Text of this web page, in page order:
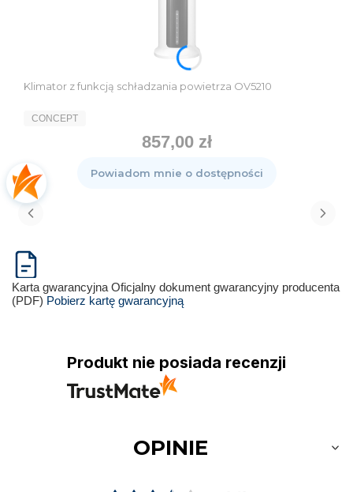
Klimator z funkcją schładzania powietrza OV5210
PRODUCENT
CONCEPT
Cena
857,00 zł
Powiadom mnie o dostępności
Karta gwarancyjna Oficjalny dokument gwarancyjny producenta
(PDF) Pobierz kartę gwarancyjną
Produkt nie posiada recenzji
OPINIE